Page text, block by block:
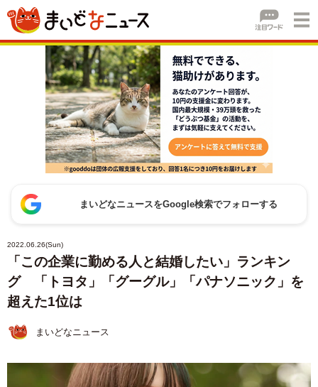
まいどなニュースをGoogle検索でフォローする
2022.06.26(Sun)
「この企業に勤める人と結婚したい」ランキン
グ 「トヨタ」「グーグル」「パナソニック」を
超えた1位は
まいどなニュース